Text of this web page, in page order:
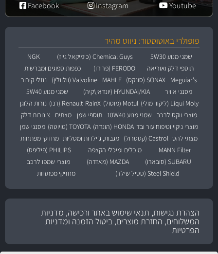
Youtube
Instagram
Facebook
פופולרי באוטוסטור: ניווט מהיר
שמני מנוע 5W30 Chemical Guys (כימיקאל גייז)
NGK
תוספי דלק ואוריאה
FERODO (פרודו)
כפפות ספוגים ומברשות
Meguiar's
SONAX (סונקס) MAHLE Valvoline (וולוולין)
נוזלי קירור
מסנני אוויר
HYUNDAI/KIA (יונדאי\קיה)
שמני מנוע 5W40
Liqui Moly (ליקווי מולי)
Motul (מוטול) RainX Renault (רנו)
נורות הלוגן
מוצרי ווקס לרכב
שמני מנוע 10W40 תוספי שמן מצתים
צינורות דלק
מוצרי ניקוי וטיפוח עור ובד HONDA (הונדה) TOYOTA (טויוטה)
מסנני שמן
מצתי להט Castrol (קסטרול) מגבות, ג'ילדות ומטליות מחזיקי מפתחות
MANN Filter
מיכלים ומיכלי הקצפה
PHILIPS (פיליפס)
SUBARU (סובארו)
MAZDA (מאזדה)
מוצרי שמפו לרכב
Steel Shield (סטיל שילד)
מחזיקי מפתחות
הצהרת נגישות, תנאי שימוש באתר ורכישה, מדניות
המשלוחים, החזרת מוצרים, ביטול הזמנה ומדניות
הפרטיות